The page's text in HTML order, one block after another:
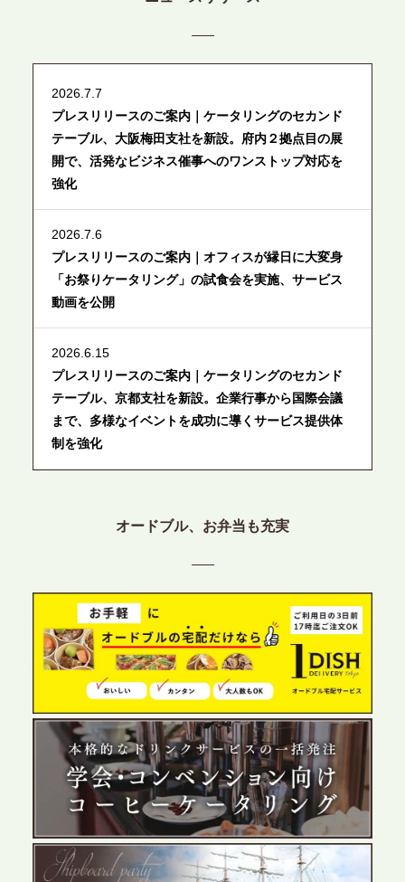
2026.7.7
プレスリリースのご案内｜ケータリングのセカンド
テーブル、大阪梅田支社を新設。府内２拠点目の展
開で、活発なビジネス催事へのワンストップ対応を
強化
2026.7.6
プレスリリースのご案内｜オフィスが縁日に大変身
「お祭りケータリング」の試食会を実施、サービス
動画を公開
2026.6.15
プレスリリースのご案内｜ケータリングのセカンド
テーブル、京都支社を新設。企業行事から国際会議
まで、多様なイベントを成功に導くサービス提供体
制を強化
プレスリリースのご案内｜ケータリングのセカンド
目の展開で、拡大する出張パーティー・ケータリン
2026.6.4
プレスリリースのご案内｜夏の社内親睦が、配属後
の離職防止に。オフィスや会議室で縁日気分を味わ
う「お祭りケータリング」の提供を開始
2026.5.29
プレスリリースのご案内｜ケータリングのセカンド
テーブル、群馬前橋支社を設立。再開発やオフィス
展開が進む前橋エリアの企業ニーズに応え、高品質
なサービスで各種イベント・懇親会をサポート
オードブル、お弁当も充実